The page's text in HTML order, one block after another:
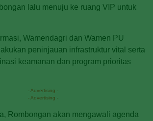
lalu menuju ke ruang VIP untuk
Wamendagri dan Wamen PU
peninjauan infrastruktur vital serta
keamanan dan program prioritas
- Advertising -
- Advertising -
Rombongan akan mengawali agenda